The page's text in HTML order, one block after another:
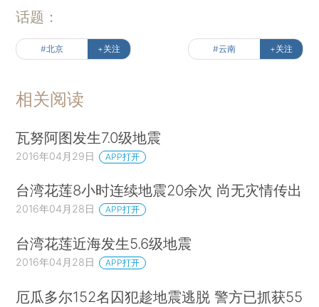
话题：
#北京 +关注 #云南 +关注
相关阅读
瓦努阿图发生7.0级地震
2016年04月29日 APP打开
台湾花莲8小时连续地震20余次 尚无灾情传出
2016年04月28日 APP打开
台湾花莲近海发生5.6级地震
2016年04月28日 APP打开
厄瓜多尔152名囚犯趁地震逃脱 警方已抓获55